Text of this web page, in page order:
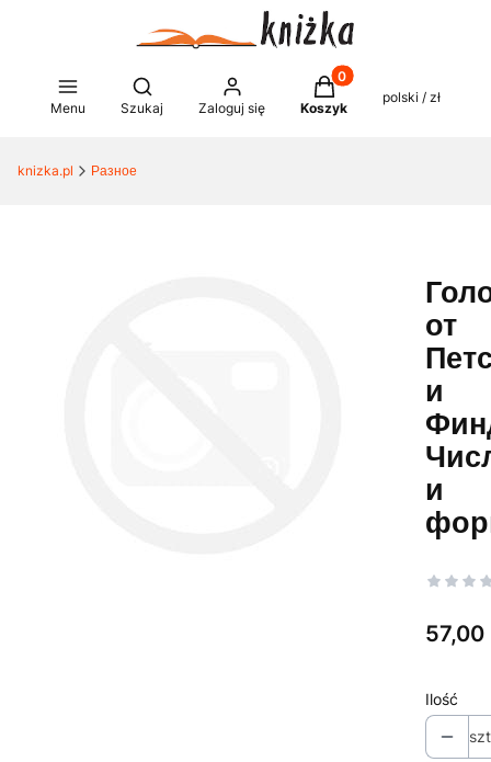
Menu
Otwórz wyszukiwarkę
Szukaj Zaloguj się
Produkty w koszyku:
Koszyk
polski / zł
knizka.pl Разное
от
и
и
Cena
57,00
Ilość